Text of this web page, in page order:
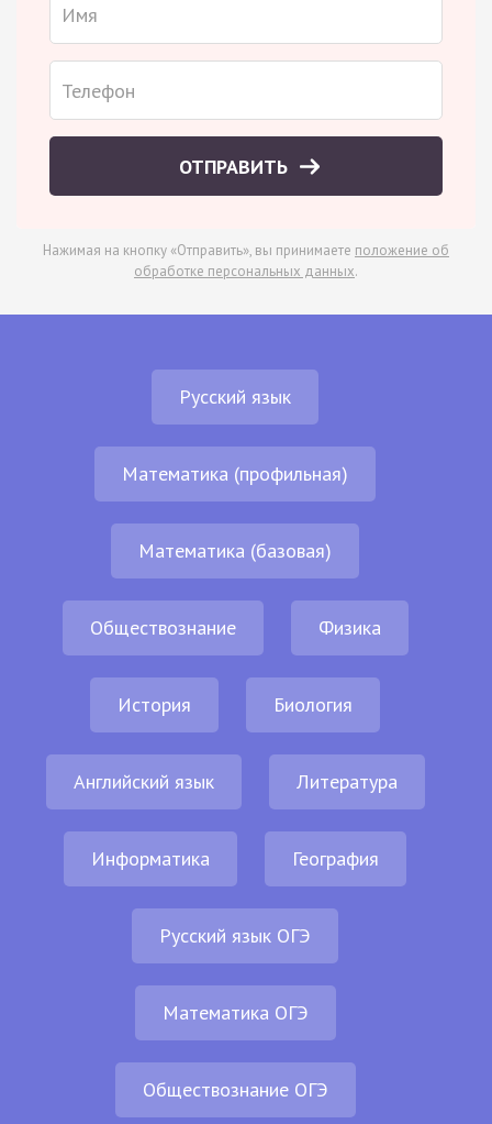
ОТПРАВИТЬ
Нажимая на кнопку «Отправить», вы принимаете положение об
обработке персональных данных.
Русский язык
Математика (профильная)
Математика (базовая)
Обществознание Физика
История Биология
Английский язык Литература
Информатика География
Русский язык ОГЭ
Математика ОГЭ
Обществознание ОГЭ